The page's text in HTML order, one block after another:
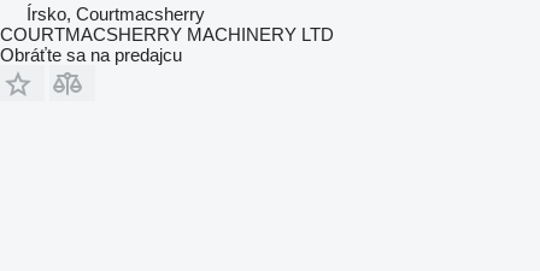
Írsko, Courtmacsherry
COURTMACSHERRY MACHINERY LTD
Obráťte sa na predajcu